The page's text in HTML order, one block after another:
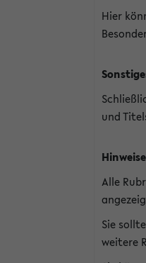
Hier
und
Alle
Sie
weitere